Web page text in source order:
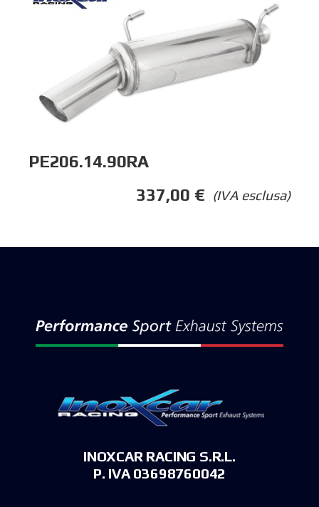
PE206.14.90RA
(IVA esclusa)
337,00 €
INOXCAR RACING S.R.L.
P. IVA 03698760042